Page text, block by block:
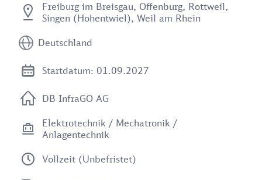
Freiburg im Breisgau, Offenburg, Rottweil,
Singen (Hohentwiel), Weil am Rhein
Deutschland
Startdatum: 01.09.2027
DB InfraGO AG
Elektrotechnik / Mechatronik /
Anlagentechnik
Vollzeit (Unbefristet)